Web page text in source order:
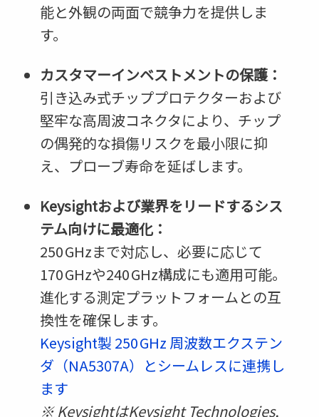
能と外観の両面で競争力を提供しま
す。
カスタマーインベストメントの保護：
引き込み式チッププロテクターおよび
堅牢な高周波コネクタにより、チップ
の偶発的な損傷リスクを最小限に抑
え、プローブ寿命を延ばします。
Keysightおよび業界をリードするシス
テム向けに最適化：
250 GHzまで対応し、必要に応じて
170 GHzや240 GHz構成にも適用可能。
進化する測定プラットフォームとの互
換性を確保します。
Keysight製 250 GHz 周波数エクステン
ダ（NA5307A）とシームレスに連携し
ます
※ KeysightはKeysight Technologies,